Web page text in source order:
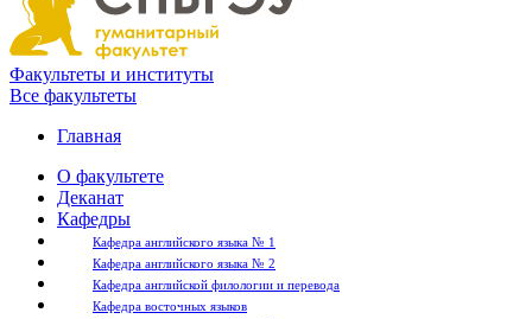
Факультеты и институты
Все факультеты
Главная
О факультете
Деканат
Кафедры
Кафедра английского языка № 1
Кафедра английского языка № 2
Кафедра английской филологии и перевода
Кафедра восточных языков